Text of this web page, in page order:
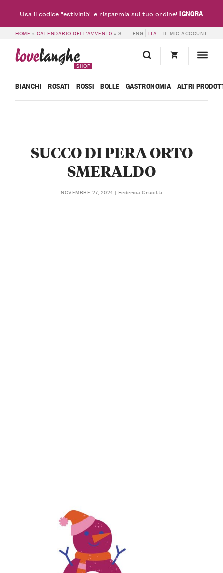
HOME » CALENDARIO DELL’AVVENTO » SUCCO DI PERA ORTO SMERALDO ENG ITA IL MIO ACCOUNT
lovelanghe
SHOP
BIANCHI ROSATI ROSSI BOLLE GASTRONOMIA ALTRI
SUCCO DI PERA ORTO
SMERALDO
NOVEMBRE 27, 2024 Federica Crucitti
Usa il codice "estivini5" e risparmia sul tuo ordine!IGNORA